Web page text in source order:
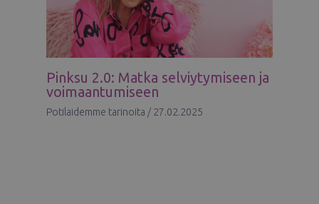
Pinksu 2.0: Matka selviytymiseen ja
voimaantumiseen
Potilaidemme tarinoita / 27.02.2025